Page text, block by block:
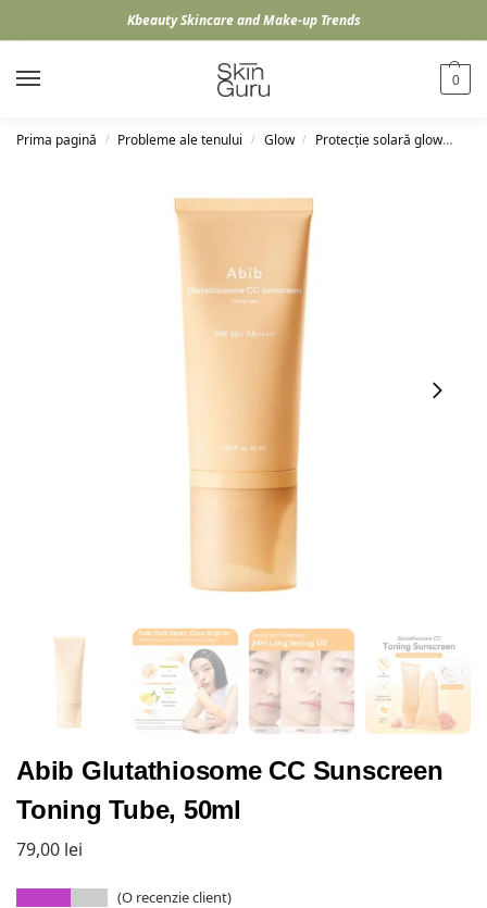
Kbeauty Skincare and Make-up Trends
0
Prima pagină / Probleme ale tenului / Glow / Protecție solară glow
Abib Glutathiosome CC Sunscreen
Toning Tube, 50ml
79,00 lei
(O recenzie client)